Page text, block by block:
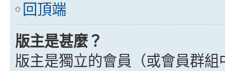
回頂端
版主是甚麼？
版主是獨立的會員（或會員群